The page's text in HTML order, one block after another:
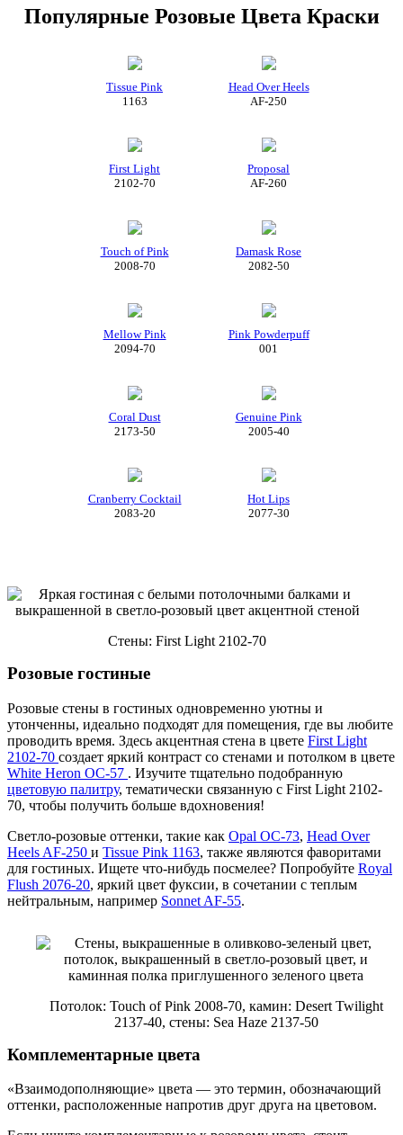
Популярные Розовые Цвета Краски
Tissue Pink
1163
Head Over Heels
AF-250
First Light
2102-70
Proposal
AF-260
Touch of Pink
2008-70
Damask Rose
2082-50
Mellow Pink
2094-70
Pink Powderpuff
001
Coral Dust
2173-50
Genuine Pink
2005-40
Cranberry Cocktail
2083-20
Hot Lips
2077-30
Стены: First Light 2102-70
Розовые гостиные
Розовые стены в гостиных одновременно уютны и
утонченны, идеально подходят для помещения, где вы любите
проводить время. Здесь акцентная стена в цвете First Light
2102-70 создает яркий контраст со стенами и потолком в цвете
White Heron OC-57 . Изучите тщательно подобранную
цветовую палитру, тематически связанную с First Light 2102-
70, чтобы получить больше вдохновения!
Светло-розовые оттенки, такие как Opal OC-73, Head Over
Heels AF-250 и Tissue Pink 1163, также являются фаворитами
для гостиных. Ищете что-нибудь посмелее? Попробуйте Royal
Flush 2076-20, яркий цвет фуксии, в сочетании с теплым
нейтральным, например Sonnet AF-55.
Потолок: Touch of Pink 2008-70, камин: Desert Twilight
2137-40, стены: Sea Haze 2137-50
Комплементарные цвета
«Взаимодополняющие» цвета — это термин, обозначающий
оттенки, расположенные напротив друг друга на цветовом.